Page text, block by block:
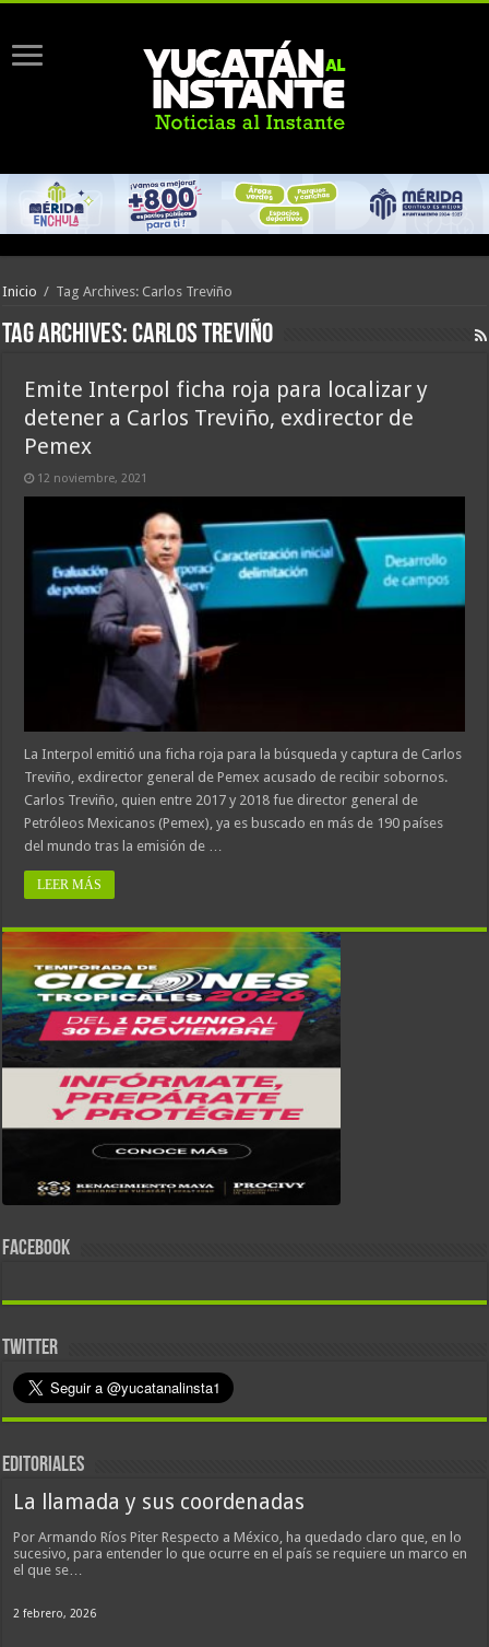
Inicio / Tag Archives: Carlos Treviño
Tag Archives:Carlos Treviño
Emite Interpol ficha roja para localizar y
detener a Carlos Treviño, exdirector de
Pemex
12 noviembre, 2021
La Interpol emitió una ficha roja para la búsqueda y captura de Carlos
Treviño, exdirector general de Pemex acusado de recibir sobornos.
Carlos Treviño, quien entre 2017 y 2018 fue director general de
Petróleos Mexicanos (Pemex), ya es buscado en más de 190 países
del mundo tras la emisión de …
LEER MÁS
FACEBOOK
TWITTER
EDITORIALES
La llamada y sus coordenadas
Por Armando Ríos Piter Respecto a México, ha quedado claro que, en lo
sucesivo, para entender lo que ocurre en el país se requiere un marco en
el que se…
2 febrero, 2026